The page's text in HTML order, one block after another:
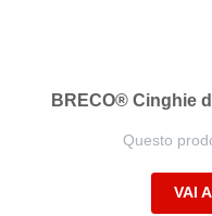
BRECO® Cinghie
Questo
VAI